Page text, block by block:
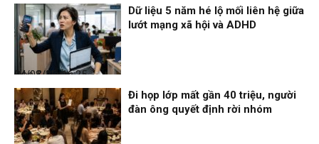
Đọc & Ngẫm
04/08/26, 16:25
Dữ liệu 5 năm hé lộ mối liên hệ giữa
lướt mạng xã hội và ADHD
Đi họp lớp mất gần 40 triệu, người
đàn ông quyết định rời nhóm